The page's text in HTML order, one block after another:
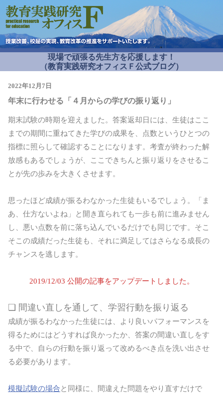
現場で頑張る先生方を応援します！
（教育実践研究オフィスＦ公式ブログ）
2022年12月7日
年末に行わせる「４月からの学びの振り返り」
期末試験の時期を迎えました。答案返却日には、生徒はここ
までの期間に重ねてきた学びの成果を、点数というひとつの
指標に照らして確認することになります。考査が終わった解
放感もあるでしょうが、ここできちんと振り返りをさせるこ
とが先の歩みを大きくさせます。
思ったほど成績が振るわなかった生徒もいるでしょう。「ま
あ、仕方ないよね」と開き直られても一歩も前に進みません
し、悪い点数を前に落ち込んでいるだけでも同じです。そこ
そこの成績だった生徒も、それに満足してはさらなる成長の
チャンスを逃します。
2019/12/03 公開の記事をアップデートしました。
❏ 間違い直しを通して、学習行動を振り返る
成績が振るわなかった生徒には、より良いパフォーマンスを
得るためにはどうすれば良かったか、答案の間違い直しをす
る中で、自らの行動を振り返って改めるべき点を洗い出させ
る必要があります。
模擬試験の場合と同様に、間違えた問題をやり直すだけで